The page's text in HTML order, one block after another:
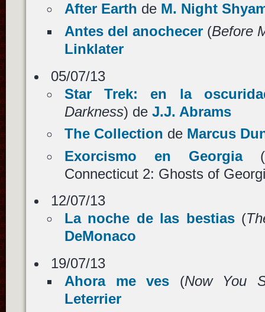
After Earth de M. Night
Antes del anochecer (Before
Linklater
05/07/13
Star Trek: en la
Darkness) de J.J. Abrams
The Collection de Marcus
Exorcismo en Georgia
Connecticut 2: Ghosts of
12/07/13
La noche de las bestias(
DeMonaco
19/07/13
Ahora me ves (Now You
Leterrier